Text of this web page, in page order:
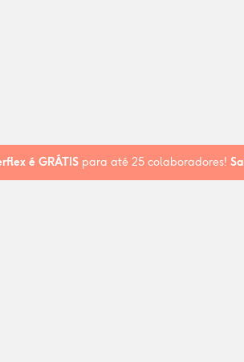
é GRÁTIS para até 25 colaboradores!